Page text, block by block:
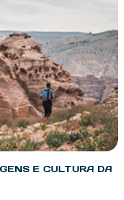
E CULTURA DA